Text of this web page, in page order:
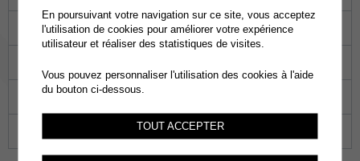
05 06 07 08 09
19 20
28 29
En poursuivant votre navigation sur ce site, vous acceptez
l'utilisation de cookies pour améliorer votre expérience
utilisateur et réaliser des statistiques de visites.
Vous pouvez personnaliser l'utilisation des cookies à l'aide
du bouton ci-dessous.
TOUT ACCEPTER